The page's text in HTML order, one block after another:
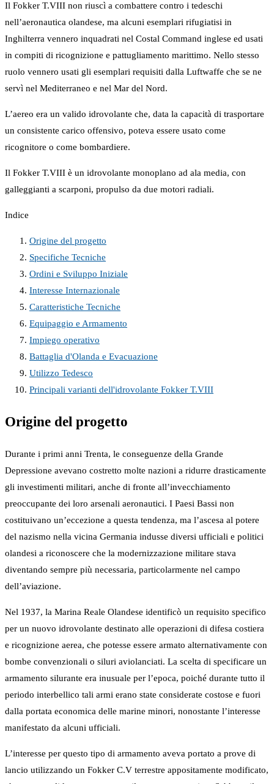
Il Fokker T.VIII non riuscì a combattere contro i tedeschi
nell’aeronautica olandese, ma alcuni esemplari rifugiatisi in
Inghilterra vennero inquadrati nel Costal Command inglese ed usati
in compiti di ricognizione e pattugliamento marittimo. Nello stesso
ruolo vennero usati gli esemplari requisiti dalla Luftwaffe che se ne
servì nel Mediterraneo e nel Mar del Nord.
L’aereo era un valido idrovolante che, data la capacità di trasportare
un consistente carico offensivo, poteva essere usato come
ricognitore o come bombardiere.
Il Fokker T.VIII è un idrovolante monoplano ad ala media, con
galleggianti a scarponi, propulso da due motori radiali.
Indice
Origine del progetto
Specifiche Tecniche
Ordini e Sviluppo Iniziale
Interesse Internazionale
Caratteristiche Tecniche
Equipaggio e Armamento
Impiego operativo
Battaglia d'Olanda e Evacuazione
Utilizzo Tedesco
Principali varianti dell'idrovolante Fokker T.VIII
Origine del progetto
Durante i primi anni Trenta, le conseguenze della Grande
Depressione avevano costretto molte nazioni a ridurre drasticamente
gli investimenti militari, anche di fronte all’invecchiamento
preoccupante dei loro arsenali aeronautici. I Paesi Bassi non
costituivano un’eccezione a questa tendenza, ma l’ascesa al potere
del nazismo nella vicina Germania indusse diversi ufficiali e politici
olandesi a riconoscere che la modernizzazione militare stava
diventando sempre più necessaria, particolarmente nel campo
dell’aviazione.
Nel 1937, la Marina Reale Olandese identificò un requisito specifico
per un nuovo idrovolante destinato alle operazioni di difesa costiera
e ricognizione aerea, che potesse essere armato alternativamente con
bombe convenzionali o siluri aviolanciati. La scelta di specificare un
armamento silurante era inusuale per l’epoca, poiché durante tutto il
periodo interbellico tali armi erano state considerate costose e fuori
dalla portata economica delle marine minori, nonostante l’interesse
manifestato da alcuni ufficiali.
L’interesse per questo tipo di armamento aveva portato a prove di
lancio utilizzando un Fokker C.V terrestre appositamente modificato,